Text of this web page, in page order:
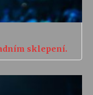
sklepení.